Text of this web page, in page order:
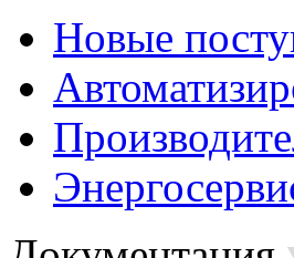
Новые